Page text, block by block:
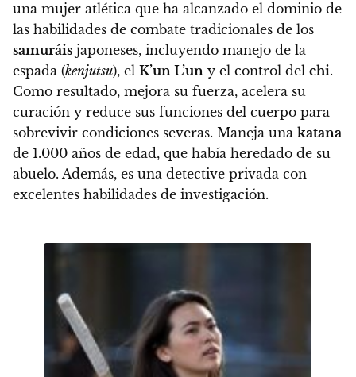
una mujer atlética que ha alcanzado el dominio de
las habilidades de combate tradicionales de los
samuráis japoneses, incluyendo manejo de la
espada (kenjutsu), el K’un L’un y el control del chi.
Como resultado, mejora su fuerza, acelera su
curación y reduce sus funciones del cuerpo para
sobrevivir condiciones severas. Maneja una katana
de 1.000 años de edad, que había heredado de su
abuelo. Además, es una detective privada con
excelentes habilidades de investigación.